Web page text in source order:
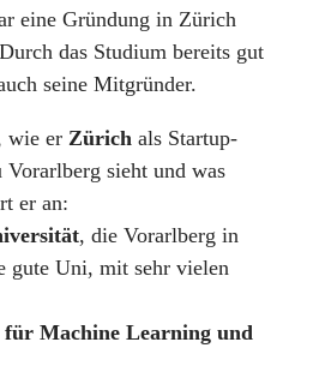
eine Gründung in Zürich
das Studium bereits gut
seine Mitgründer.
wie er Zürich als Startup-
sieht und was
er an:
, die Vorarlberg in
gute Uni, mit sehr vielen
Machine Learning und